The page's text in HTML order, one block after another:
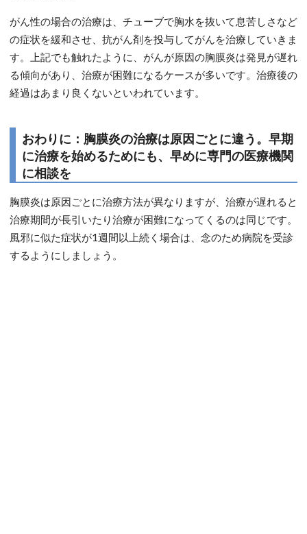
がん性の場合の治療は、チューブで胸水を抜いて息苦しさなど
の症状を緩和させ、抗がん剤を投与してがんを治療していきま
す。上記でも触れたように、がんが原因の胸膜炎は発見が遅れ
る傾向があり、治療が困難になるケースが多いです。治療後の
経過はあまり良くないといわれています。
おわりに：胸膜炎の治療は原因ごとに違う。早期
に治療を始めるためにも、早めに専門の医療機関
に相談を
胸膜炎は原因ごとに治療方法が異なりますが、治療が遅れると
治療期間が長引いたり治療が困難になってくるのは同じです。
風邪に似た症状が1週間以上続く場合は、念のため病院を受診
するようにしましょう。